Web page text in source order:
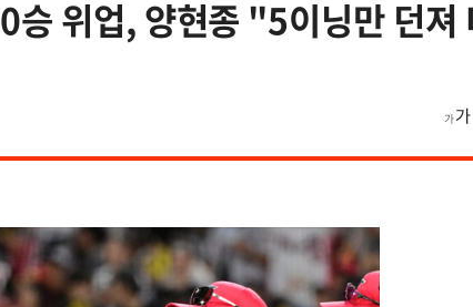
승 위업, 양현종 "5이닝만 던져